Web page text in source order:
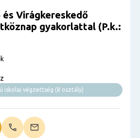
Virágkereskedő
gyakorlattal (P.k.:
iskolai végzettség (8 osztály)